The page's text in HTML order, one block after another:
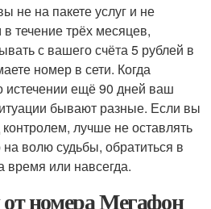
не на пакете услуг и не
течение трёх месяцев,
с вашего счёта 5 рублей в
номер в сети. Когда
истечении ещё 90 дней ваш
бывают разные. Если вы
лучше не оставлять
волю судьбы, обратиться в
время или навсегда.
от номера Мегафон